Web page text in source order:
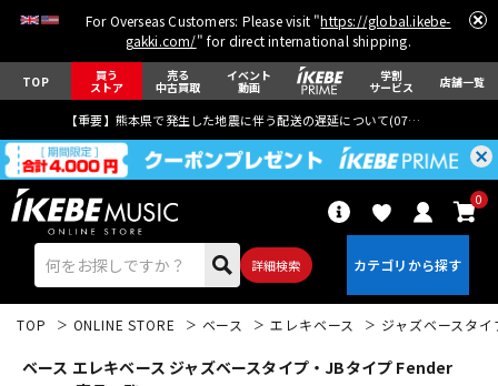
For Overseas Customers: Please visit "https://global.ikebe-
gakki.com/" for direct international shipping.
TOP 買う
ストア
売る
中古買取
イベント
動画
学割
サービス 店舗一覧
【重要】熊本県で発生した地震に伴う配送の遅延について(07月29日
詳細検索
0
TOP ONLINE STORE ベース エレキベース ジャズベースタ
ベース エレキベース ジャズベースタイプ・JBタイプ Fender